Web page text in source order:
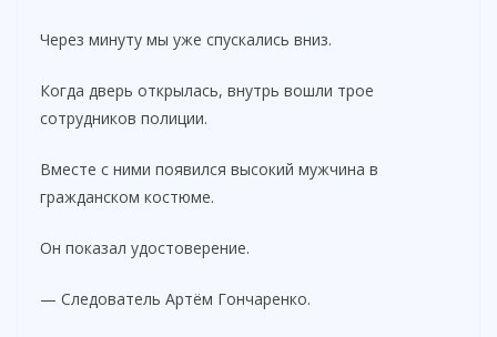
Через минуту мы уже спускались вниз.
Когда дверь открылась, внутрь вошли трое
сотрудников полиции.
Вместе с ними появился высокий мужчина в
гражданском костюме.
Он показал удостоверение.
— Следователь Артём Гончаренко.